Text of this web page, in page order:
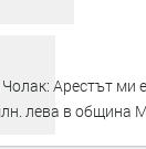
Арестът ми
лева в община